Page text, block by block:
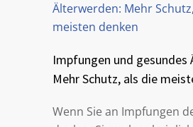
Impfungen und gesundes
Mehr Schutz, als die
Wenn Sie an Impfungen